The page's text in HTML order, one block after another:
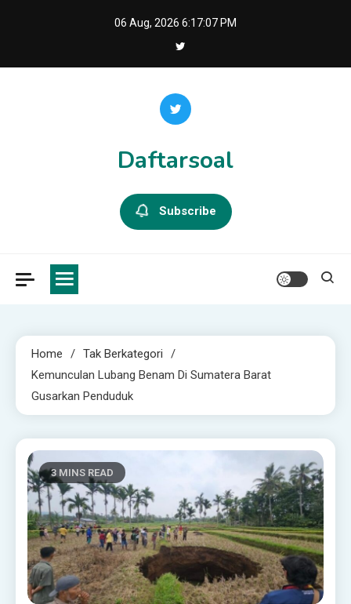
06 Aug, 2026 6:17:08 PM
Daftarsoal
Subscribe
Home
Tak Berkategori
Kemunculan Lubang Benam Di Sumatera Barat
Gusarkan Penduduk
3 MINS READ